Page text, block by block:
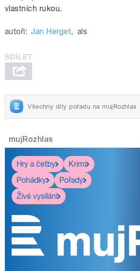
vlastních rukou.
autoři: Jan Herget, als
Všechny díly pořadu na mujRozhlas
mujRozhlas
Hry a četby
Krimi
Pohádky
Pořady
Živé vysílání